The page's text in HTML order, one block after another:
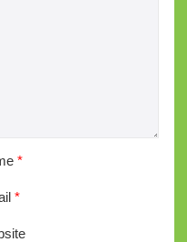
*
*